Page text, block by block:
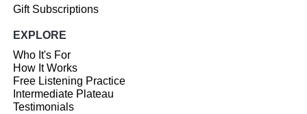
Gift Subscriptions
EXPLORE
Who It's For
How It Works
Free Listening Practice
Intermediate Plateau
Testimonials